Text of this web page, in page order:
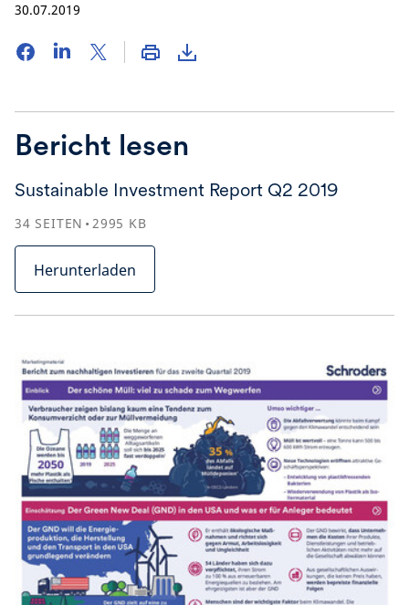
30.07.2019
Bericht lesen
Sustainable Investment Report Q2 2019
34 SEITEN 2995 KB
Herunterladen